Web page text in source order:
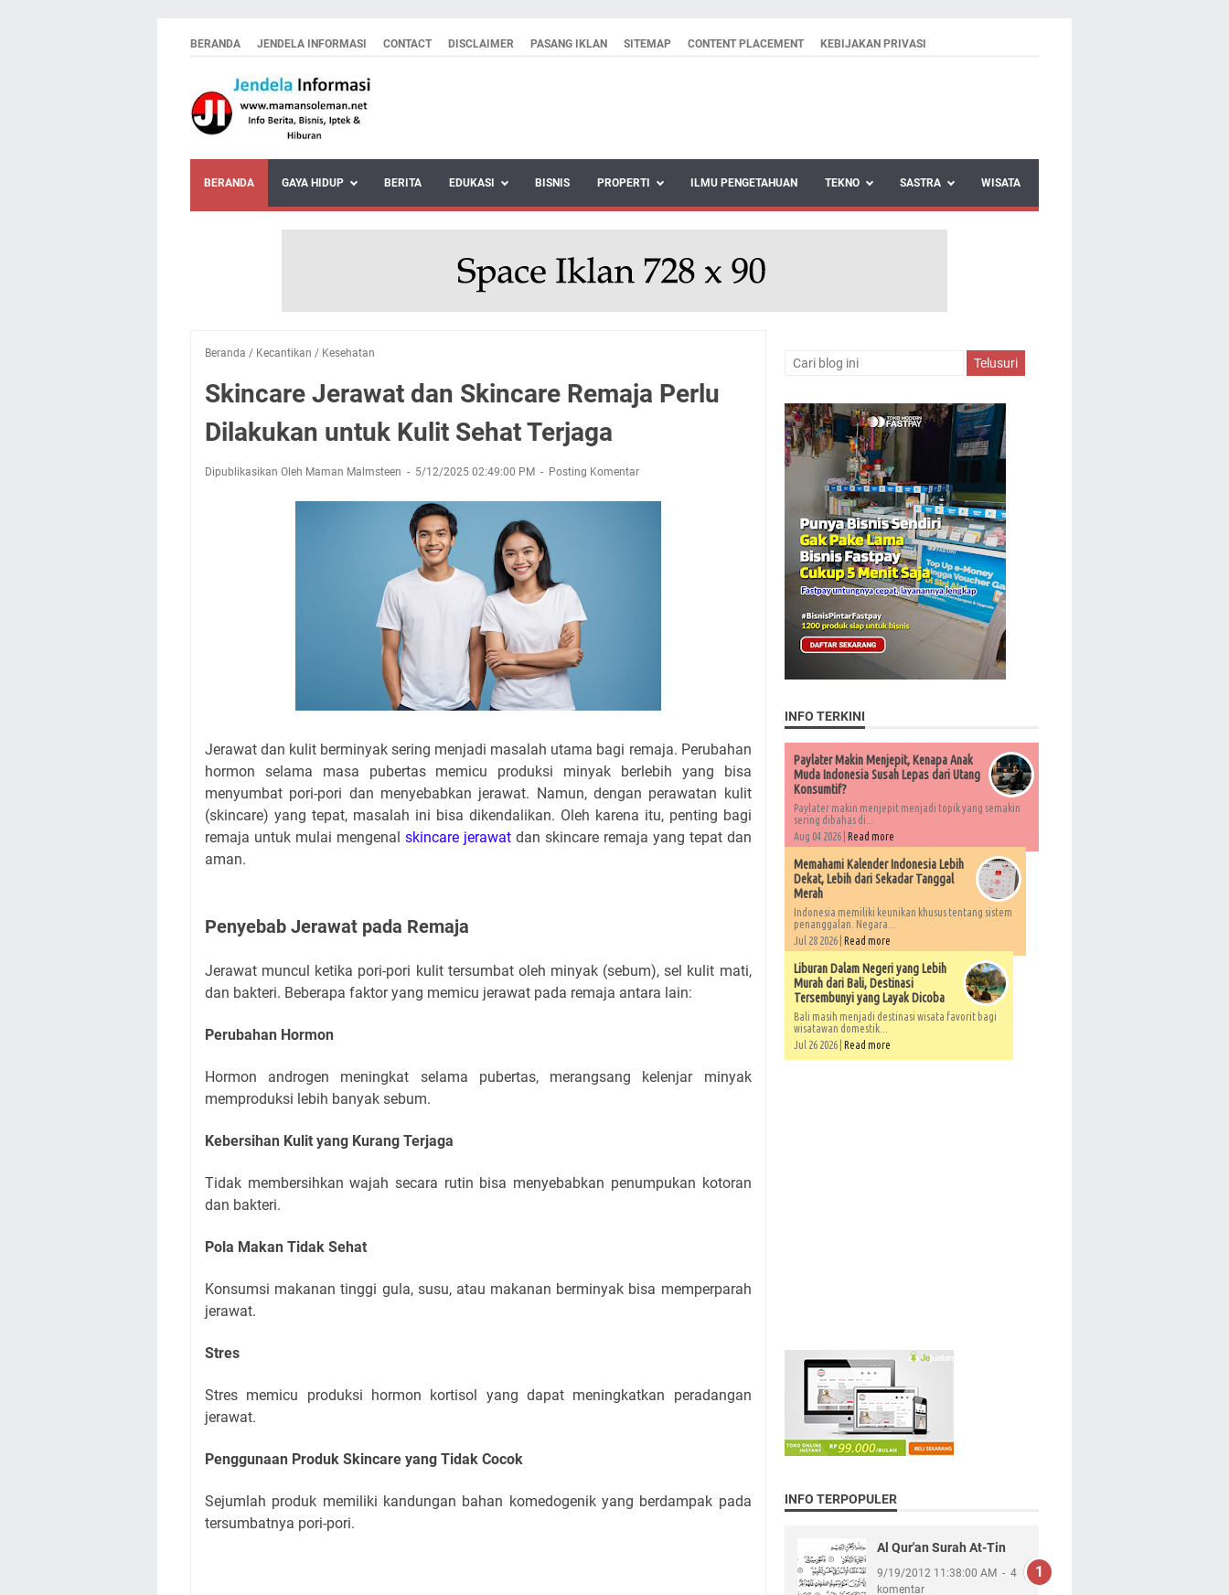
BERANDA JENDELA INFORMASI CONTACT DISCLAIMER PASANG IKLAN SITEMAP CONTENT PLACEMENT KEBIJAKAN PRIVASI
BERANDA GAYA HIDUP BERITA EDUKASI BISNIS PROPERTI ILMU PENGETAHUAN TEKNO SASTRA WISATA
Beranda / Kecantikan / Kesehatan
Skincare Jerawat dan Skincare Remaja Perlu
Dilakukan untuk Kulit Sehat Terjaga
Dipublikasikan Oleh Maman Malmsteen 5/12/2025 02:49:00 PM Posting Komentar
Jerawat dan kulit berminyak sering menjadi masalah utama bagi remaja. Perubahan
hormon selama masa pubertas memicu produksi minyak berlebih yang bisa
menyumbat pori-pori dan menyebabkan jerawat. Namun, dengan perawatan kulit
(skincare) yang tepat, masalah ini bisa dikendalikan. Oleh karena itu, penting bagi
remaja untuk mulai mengenal skincare jerawatdan skincare remaja yang tepat dan
aman.
Penyebab Jerawat pada Remaja
Jerawat muncul ketika pori-pori kulit tersumbat oleh minyak (sebum), sel kulit mati,
dan bakteri. Beberapa faktor yang memicu jerawat pada remaja antara lain:
Perubahan Hormon
Hormon androgen meningkat selama pubertas, merangsang kelenjar minyak
memproduksi lebih banyak sebum.
Kebersihan Kulit yang Kurang Terjaga
Tidak membersihkan wajah secara rutin bisa menyebabkan penumpukan kotoran
dan bakteri.
Pola Makan Tidak Sehat
Konsumsi makanan tinggi gula, susu, atau makanan berminyak bisa memperparah
jerawat.
Stres
Stres memicu produksi hormon kortisol yang dapat meningkatkan peradangan
jerawat.
Penggunaan Produk Skincare yang Tidak Cocok
Sejumlah produk memiliki kandungan bahan komedogenik yang berdampak pada
tersumbatnya pori-pori.
INFO TERKINI
Paylater Makin Menjepit, Kenapa Anak
Muda Indonesia Susah Lepas dari Utang
Konsumtif?
Paylater makin menjepit menjadi topik yang semakin
sering dibahas di...
Aug 04 2026 | Read more
Memahami Kalender Indonesia Lebih
Dekat, Lebih dari Sekadar Tanggal
Merah
Indonesia memiliki keunikan khusus tentang sistem
penanggalan. Negara...
Jul 28 2026 | Read more
Liburan Dalam Negeri yang Lebih
Murah dari Bali, Destinasi
Tersembunyi yang Layak Dicoba
Bali masih menjadi destinasi wisata favorit bagi
wisatawan domestik...
Jul 26 2026 | Read more
INFO TERPOPULER
Al Qur'an Surah At-Tin
9/19/2012 11:38:00 AM
4
komentar